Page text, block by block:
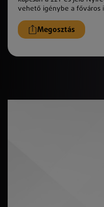
vehető igénybe a főváros
Megosztás